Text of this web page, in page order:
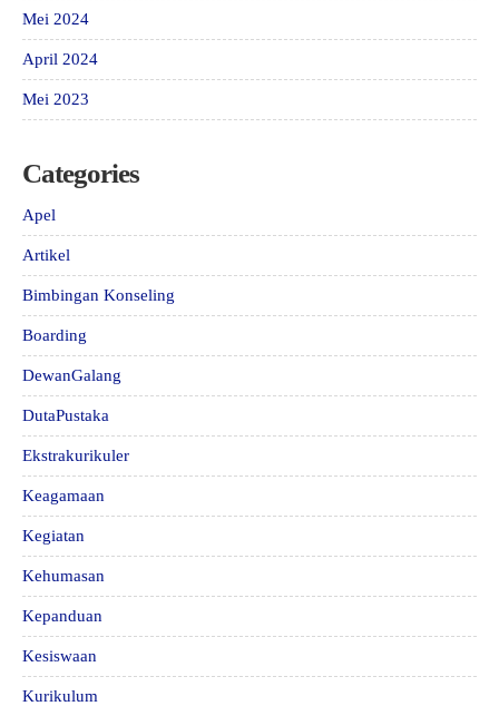
Mei 2024
April 2024
Mei 2023
Categories
Apel
Artikel
Bimbingan Konseling
Boarding
DewanGalang
DutaPustaka
Ekstrakurikuler
Keagamaan
Kegiatan
Kehumasan
Kepanduan
Kesiswaan
Kurikulum